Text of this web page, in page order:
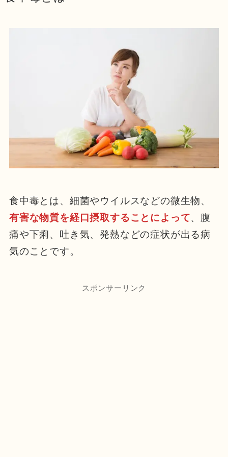
食中毒とは、細菌やウイルスなどの微生物、
有害な物質を経口摂取することによって、腹
痛や下痢、吐き気、発熱などの症状が出る病
気のことです。
スポンサーリンク